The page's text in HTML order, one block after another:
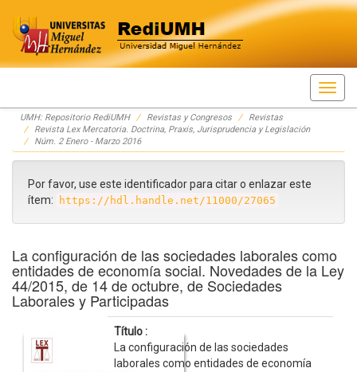
Skip
navigation
UMH: Repositorio RediUMH Revistas y Congresos
Revistas
Revista Lex Mercatoria. Doctrina, Praxis, Jurisprudencia y Legislación
Núm. 2 Enero - Marzo 2016
Por favor, use este identificador para citar o enlazar este
ítem:
https://hdl.handle.net/11000/27065
La configuración de las sociedades laborales como
entidades de economía social. Novedades de la Ley
44/2015, de 14 de octubre, de Sociedades
Laborales y Participadas
Título :
La configuración de las sociedades
laborales como entidades de economía